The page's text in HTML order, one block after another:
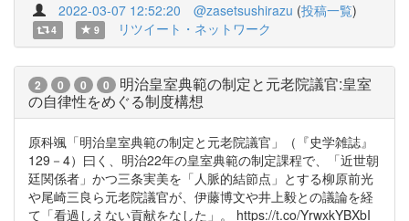
2022-03-07 12:52:20 @zasetsushirazu (投稿一覧)
4 9 リツイート・ネットワーク
2 0 0 0
明治皇室典範の制定と元老院議官:皇室
の自律性をめぐる制度構想
原科颯「明治皇室典範の制定と元老院議官」（『史学雑誌』
129－4）曰く、明治22年の皇室典範の制定課程で、「近世朝
廷関係者」かつ三条実美を「人脈的結節点」とする柳原前光
や尾崎三良ら元老院議官が、伊藤博文や井上毅との議論を経
て「看過しえない貢献をなした」。 https://t.co/YrwxkYBXbI